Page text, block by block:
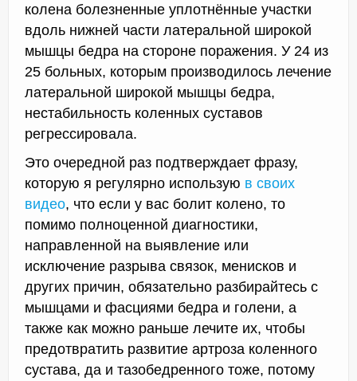
колена болезненные уплотнённые участки
вдоль нижней части латеральной широкой
мышцы бедра на стороне поражения. У 24 из
25 больных, которым производилось лечение
латеральной широкой мышцы бедра,
нестабильность коленных суставов
регрессировала.
Это очередной раз подтверждает фразу,
которую я регулярно использую в своих
видео, что если у вас болит колено, то
помимо полноценной диагностики,
направленной на выявление или
исключение разрыва связок, менисков и
других причин, обязательно разбирайтесь с
мышцами и фасциями бедра и голени, а
также как можно раньше лечите их, чтобы
предотвратить развитие артроза коленного
сустава, да и тазобедренного тоже, потому